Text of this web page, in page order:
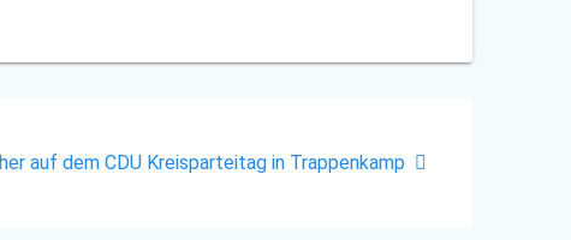
auf dem CDU Kreisparteitag in Trappenkamp